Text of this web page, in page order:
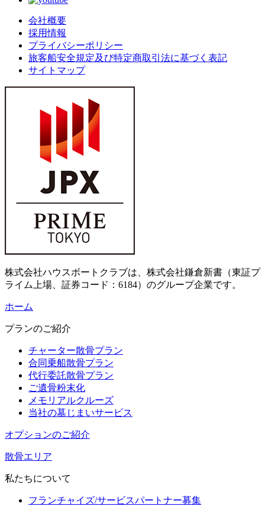
会社概要
採用情報
プライバシーポリシー
旅客船安全規定及び特定商取引法に基づく表記
サイトマップ
株式会社ハウスボートクラブは、株式会社鎌倉新書（東証プ
ライム上場、証券コード：6184）のグループ企業です。
ホーム
プランのご紹介
チャーター散骨プラン
合同乗船散骨プラン
代行委託散骨プラン
ご遺骨粉末化
メモリアルクルーズ
当社の墓じまいサービス
オプションのご紹介
散骨エリア
私たちについて
フランチャイズ/サービスパートナー募集